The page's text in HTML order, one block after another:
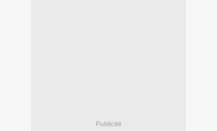
Publicité